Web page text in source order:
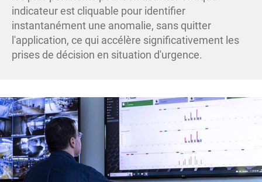
indicateur est cliquable pour identifier
instantanément une anomalie, sans quitter
l'application, ce qui accélère significativement les
prises de décision en situation d'urgence.